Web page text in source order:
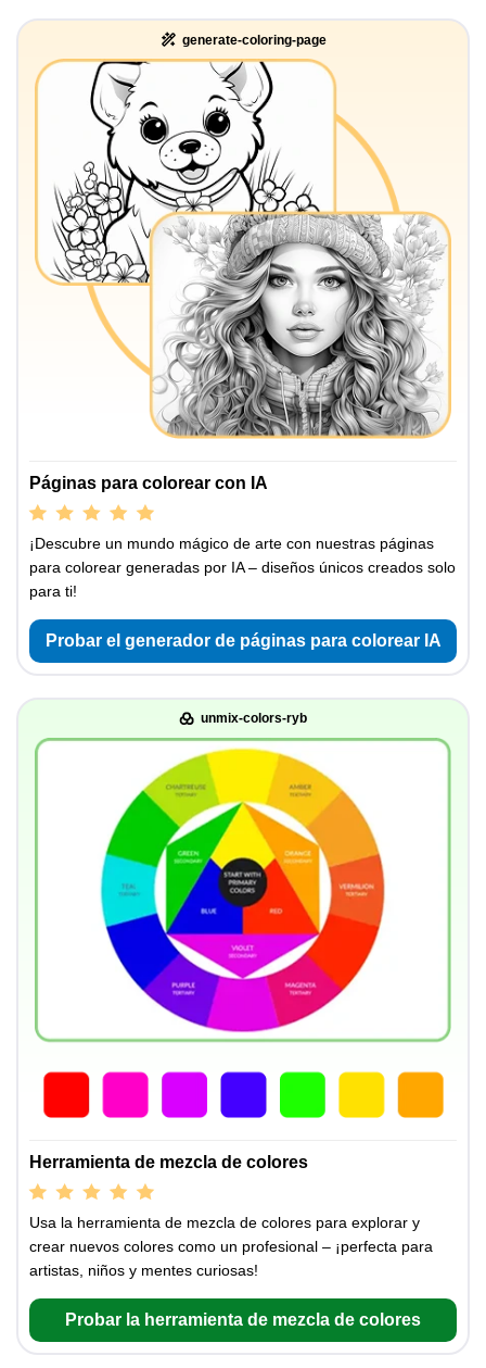
generate-coloring-page
Páginas para colorear con IA
¡Descubre un mundo mágico de arte con nuestras páginas
para colorear generadas por IA – diseños únicos creados solo
para ti!
Probar el generador de páginas para colorear IA
unmix-colors-ryb
Herramienta de mezcla de colores
Usa la herramienta de mezcla de colores para explorar y
crear nuevos colores como un profesional – ¡perfecta para
artistas, niños y mentes curiosas!
Probar la herramienta de mezcla de colores